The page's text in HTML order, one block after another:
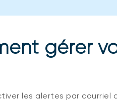
gérer
les alertes par